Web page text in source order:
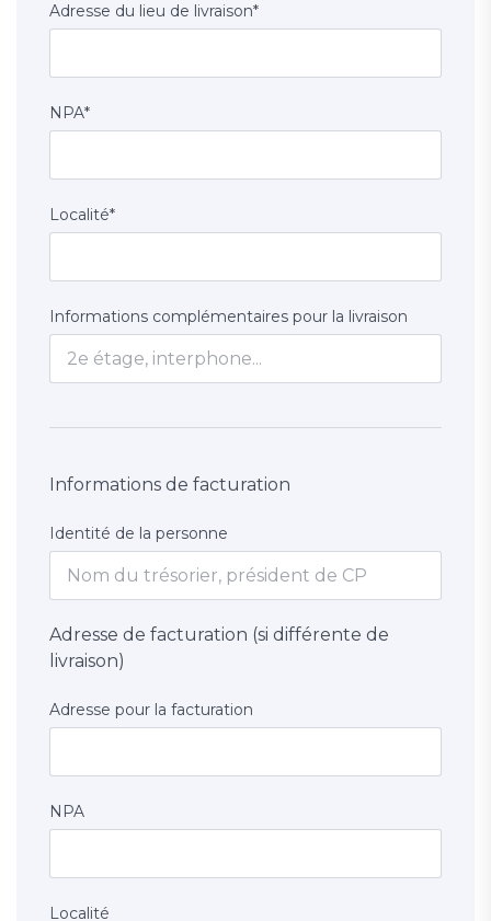
Adresse du lieu de livraison*
NPA*
Localité*
Informations complémentaires pour la livraison
Informations de facturation
Identité de la personne
Adresse de facturation (si différente de
livraison)
Adresse pour la facturation
NPA
Localité